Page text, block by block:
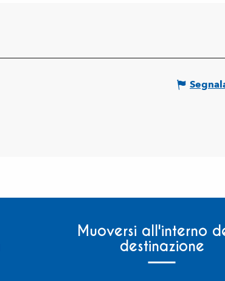
Muoversi all'interno
destinazione